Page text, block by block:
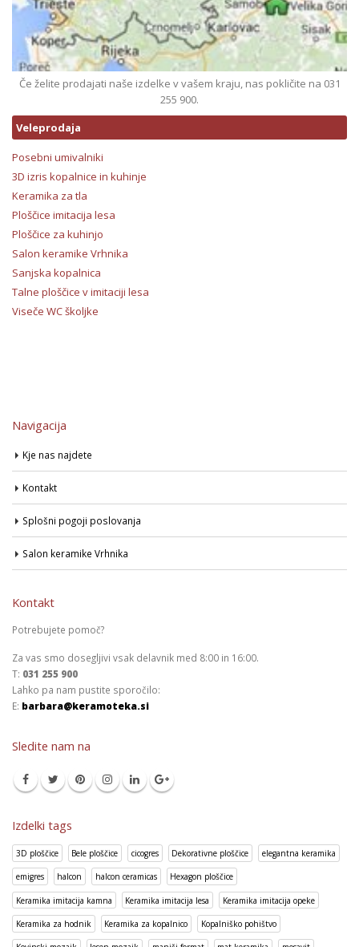
Če želite prodajati naše izdelke v vašem kraju, nas pokličite na 031
255 900.
Veleprodaja
Posebni umivalniki
3D izris kopalnice in kuhinje
Keramika za tla
Ploščice imitacija lesa
Ploščice za kuhinjo
Salon keramike Vrhnika
Sanjska kopalnica
Talne ploščice v imitaciji lesa
Viseče WC školjke
Navigacija
Kje nas najdete
Kontakt
Splošni pogoji poslovanja
Salon keramike Vrhnika
Kontakt
Potrebujete pomoč?
Za vas smo dosegljivi vsak delavnik med 8:00 in 16:00.
T: 031 255 900
Lahko pa nam pustite sporočilo:
E: barbara@keramoteka.si
Sledite nam na
Izdelki tags
3D ploščice Bele ploščice cicogres Dekorativne ploščice elegantna keramika
emigres halcon halcon ceramicas Hexagon ploščice
Keramika imitacija kamna Keramika imitacija lesa Keramika imitacija opeke
Keramika za hodnik Keramika za kopalnico Kopalniško pohištvo